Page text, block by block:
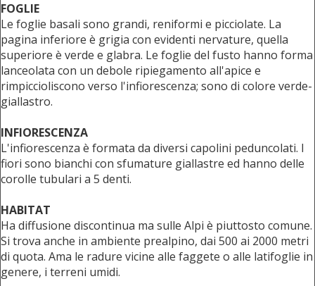
FOGLIE
Le foglie basali sono grandi, reniformi e picciolate. La
pagina inferiore è grigia con evidenti nervature, quella
superiore è verde e glabra. Le foglie del fusto hanno forma
lanceolata con un debole ripiegamento all'apice e
rimpiccioliscono verso l'infiorescenza; sono di colore verde-
giallastro.
INFIORESCENZA
L'infiorescenza è formata da diversi capolini peduncolati. I
fiori sono bianchi con sfumature giallastre ed hanno delle
corolle tubulari a 5 denti.
HABITAT
Ha diffusione discontinua ma sulle Alpi è piuttosto comune.
Si trova anche in ambiente prealpino, dai 500 ai 2000 metri
di quota. Ama le radure vicine alle faggete o alle latifoglie in
genere, i terreni umidi.